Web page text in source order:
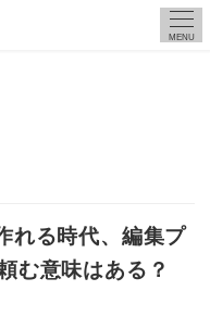
MENU
る時代、編集プ
む意味はある？